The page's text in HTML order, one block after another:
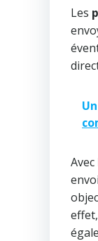
Les
Avec